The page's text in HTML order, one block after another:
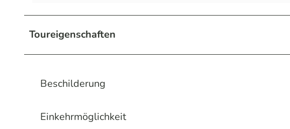
Toureigenschaften
Beschilderung
Einkehrmöglichkeit